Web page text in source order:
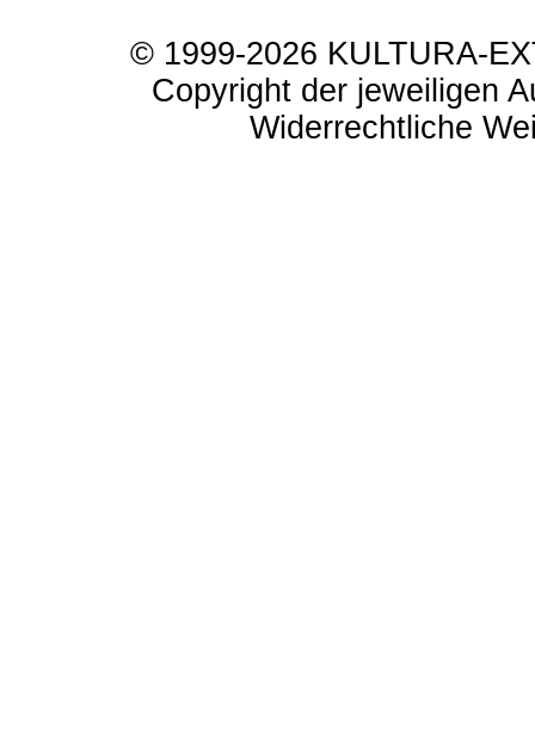
© 1999-2026 KULTURA-
Copyright der jeweiligen
Widerrechtliche